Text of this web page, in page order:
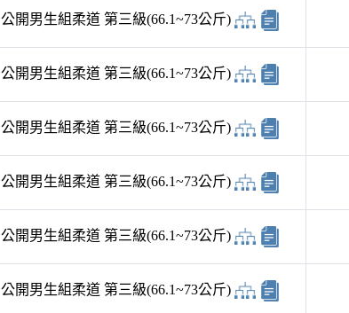
公開男生組柔道 第三級(66.1~73公斤)
公開男生組柔道 第三級(66.1~73公斤)
公開男生組柔道 第三級(66.1~73公斤)
公開男生組柔道 第三級(66.1~73公斤)
公開男生組柔道 第三級(66.1~73公斤)
公開男生組柔道 第三級(66.1~73公斤)